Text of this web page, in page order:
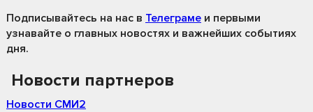
Подписывайтесь на нас в Телеграме и первыми
узнавайте о главных новостях и важнейших событиях
дня.
Новости партнеров
Новости СМИ2